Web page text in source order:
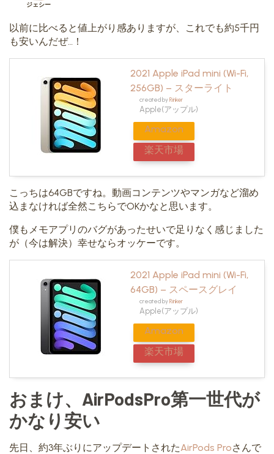
ジェシー
以前に比べると値上がり感ありますが、これでも約5千円
も安いんだぜ…！
2021 Apple iPad mini (Wi-Fi,
256GB) – スターライト
created byRinker
Apple(アップル)
Amazon
楽天市場
こっちは64GBですね。動画コンテンツやマンガなど溜め
込まなければ全然こちらでOKかなと思います。
僕もメモアプリのバグがあったせいで足りなく感じました
が（今は解決）幸せならオッケーです。
2021 Apple iPad mini (Wi-Fi,
64GB) – スペースグレイ
created byRinker
Apple(アップル)
Amazon
楽天市場
おまけ、AirPodsPro第一世代が
かなり安い
先日、約3年ぶりにアップデートされたAirPods Proさんで